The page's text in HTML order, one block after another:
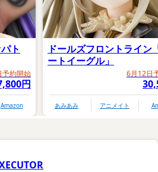
ト
約開始
円
Amazon
ドールズフロントライン
ートイーグル」
6月12日
あみあみ アニメイト